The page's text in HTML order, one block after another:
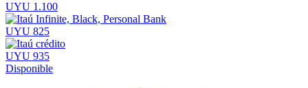
UYU 1.100
UYU 825
UYU 935
Disponible